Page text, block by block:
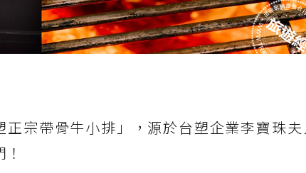
宗帶骨牛小排」，源於台塑企業李寶珠